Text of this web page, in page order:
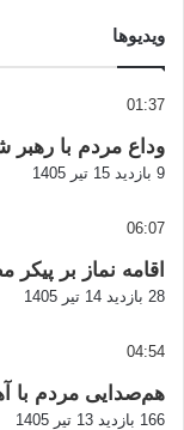
ویدیوها
01:37
وداع مردم با رهبر
9 بازدید 15 تیر 1405
06:07
اقامه نماز بر
28 بازدید 14 تیر 1405
04:54
هم‌صدایی مردم با
166 بازدید 13 تیر 1405